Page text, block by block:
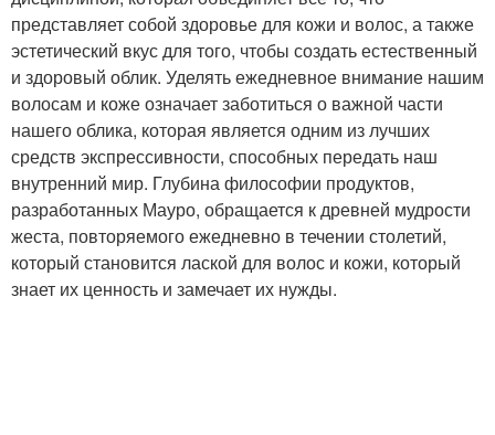
представляет собой здоровье для кожи и волос, а также
эстетический вкус для того, чтобы создать естественный
и здоровый облик. Уделять ежедневное внимание нашим
волосам и коже означает заботиться о важной части
нашего облика, которая является одним из лучших
средств экспрессивности, способных передать наш
внутренний мир. Глубина философии продуктов,
разработанных Мауро, обращается к древней мудрости
жеста, повторяемого ежедневно в течении столетий,
который становится лаской для волос и кожи, который
знает их ценность и замечает их нужды.